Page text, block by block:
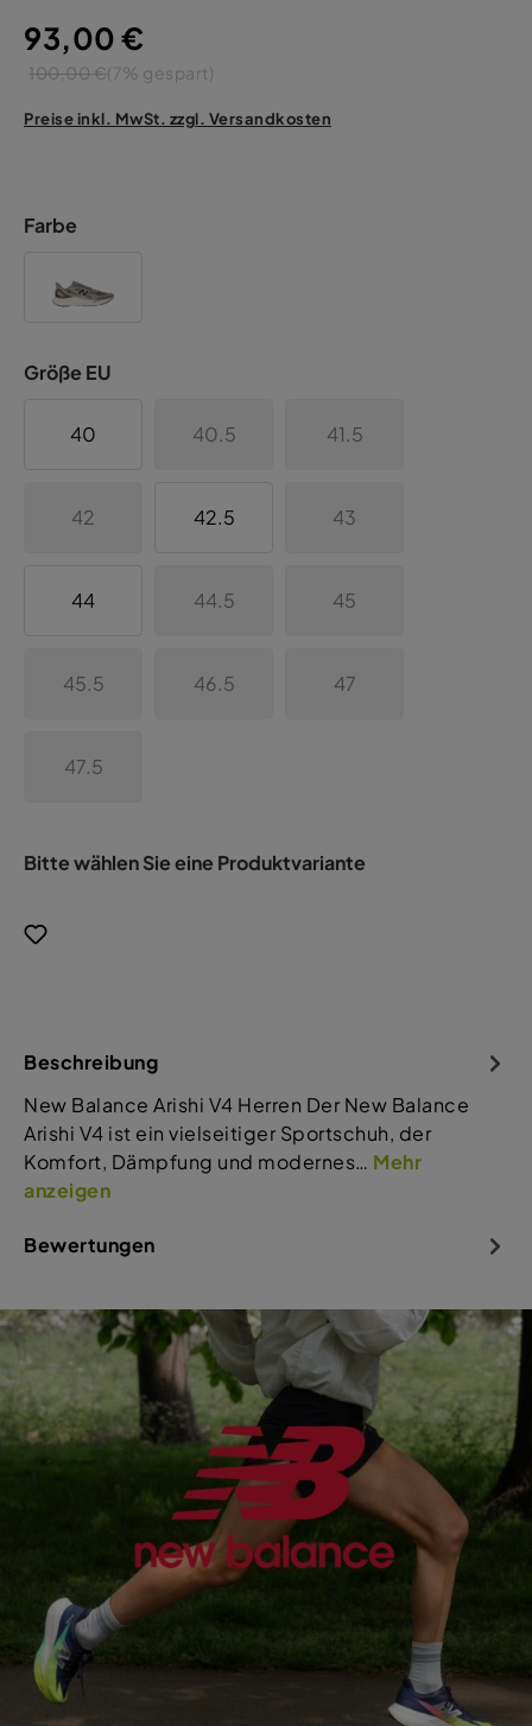
93,00 €
100,00 €(7% gespart)
Preise inkl. MwSt. zzgl. Versandkosten
Farbe
Größe EU
40 40.5 41.5
42 42.5 43
44 44.5 45
45.5 46.5 47
47.5
Bitte wählen Sie eine Produktvariante
Beschreibung
New Balance Arishi V4 Herren Der New Balance
Arishi V4 ist ein vielseitiger Sportschuh, der
Komfort, Dämpfung und modernes… Mehr
anzeigen
Bewertungen